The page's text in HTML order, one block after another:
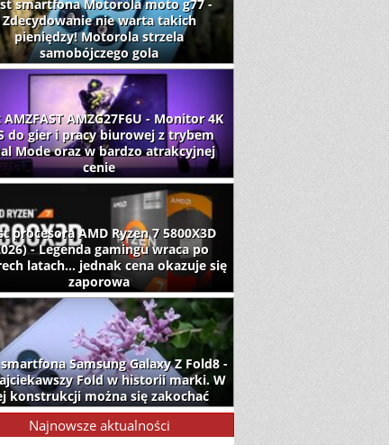
smartfona Motorola moto g77 -
Zdecydowanie nie warta takich
pieniędzy! Motorola strzela
samobójczego gola
AMZFAST AMZG27F6U - Monitor 4K
do gier i pracy biurowej z trybem
Mode oraz w bardzo atrakcyjnej
cenie
procesora AMD Ryzen 7 5800X3D
- Legenda gamingu wraca po
latach... jednak cena okazuje się
zaporowa
Samsung Galaxy Z Fold8 -
Fold w historii marki. W
konstrukcji można się zakochać
Najnowsze aktualności